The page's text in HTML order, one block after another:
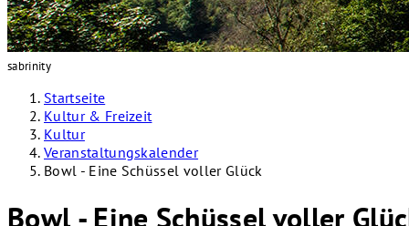
sabrinity
Startseite
Kultur & Freizeit
Kultur
Veranstaltungskalender
Bowl - Eine Schüssel voller Glück
Bowl - Eine Schüssel voller